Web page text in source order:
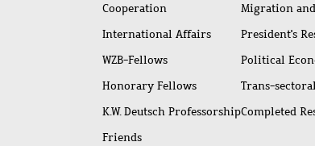
Cooperation
International Affairs
WZB-Fellows
Honorary Fellows
K.W. Deutsch Professorship
Friends
Migration
President's
Political
Trans-
Completed